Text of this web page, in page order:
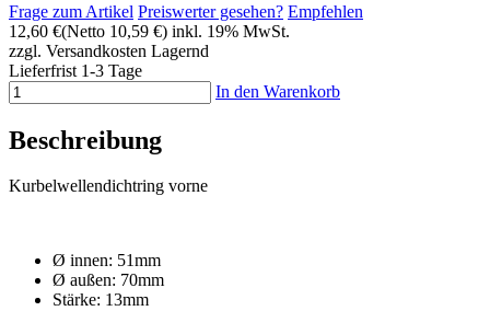
Frage zum Artikel Preiswerter gesehen? Empfehlen
12,60 €(Netto 10,59 €) inkl. 19% MwSt.
zzgl. Versandkosten Lagernd
Lieferfrist 1-3 Tage
In den Warenkorb
Beschreibung
Kurbelwellendichtring vorne
Ø innen: 51mm
Ø außen: 70mm
Stärke: 13mm